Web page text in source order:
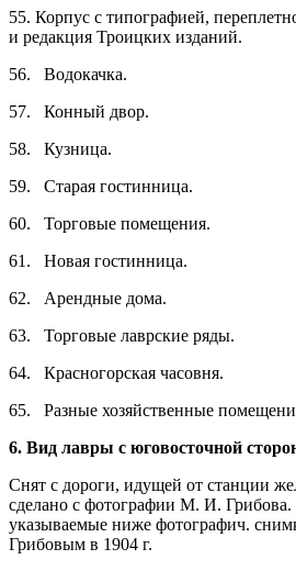
55. Корпус с типографией,
и редакция Троицких изданий.
56. Водокачка.
57. Конный двор.
58. Кузница.
59. Старая гостинница.
60. Торговые помещения.
61. Новая гостинница.
62. Арендные дома.
63. Торговые лаврские ряды.
64. Красногорская часовня.
65. Разные хозяйственные
6. Вид лавры с юговосточной
Снят с дороги, идущей от станции
сделано с фотографии М. И. Грибова.
указываемые ниже фотографич.
Грибовым в 1904 г.